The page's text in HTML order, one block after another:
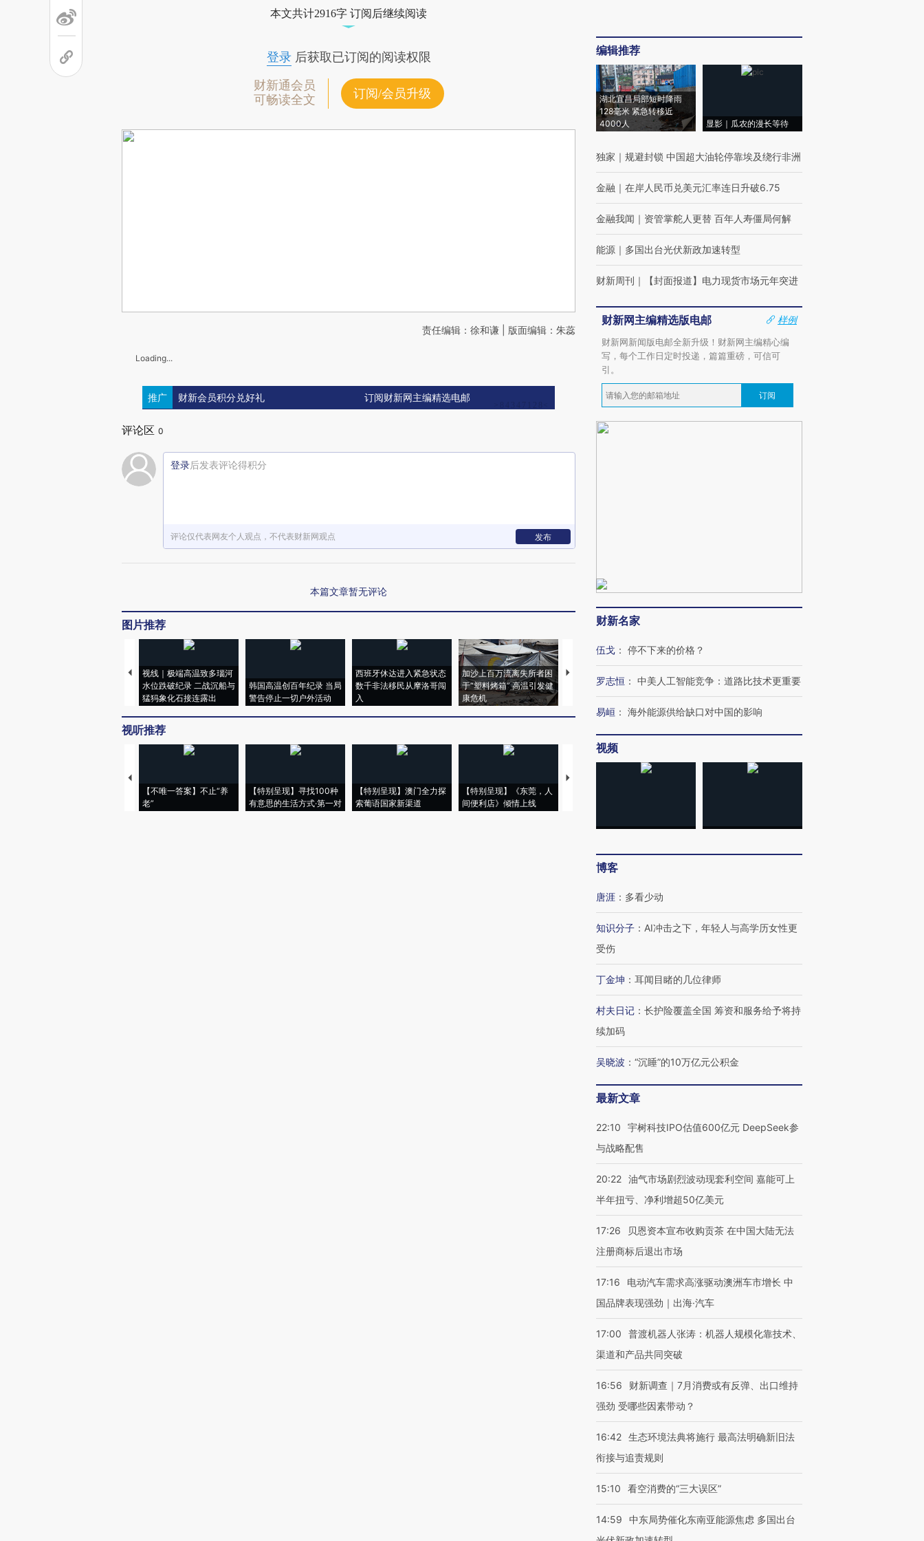
本文共计2916字 订阅后继续阅读
登录后获取已订阅的阅读权限
财新通会员
可畅读全文
订阅/会员升级
责任编辑：徐和谦 | 版面编辑：朱蕊
Loading...
推广 财新会员积分兑好礼 订阅财新网主编精选电邮
评论区 0
登录后发表评论得积分
评论仅代表网友个人观点，不代表财新网观点 发布
本篇文章暂无评论
图片推荐
视线｜极端高温致多瑙河
水位跌破纪录 二战沉船与
猛犸象化石接连露出
韩国高温创百年纪录 当局
警告停止一切户外活动
西班牙休达进入紧急状态
数千非法移民从摩洛哥闯
入
加沙上百万流离失所者困
于“塑料烤箱” 高温引发健
康危机
视线｜HYROX的吸金
术：是什么让中产们甘
心“花钱找虐”？
粒摇头丸 尿检体内含3种
毒品
度Z世代 用街头抗争将教
育部长拱下台
视听推荐
【不唯一答案】不止“养
老”
【特别呈现】寻找100种
有意思的生活方式·第一对
【特别呈现】澳门全力探
索葡语国家新渠道
【特别呈现】《东莞，人
间便利店》倾情上线
【推广】走进第四届链博
编辑推荐
湖北宜昌局部短时降雨
128毫米 紧急转移近
4000人
显影｜瓜农的漫长等待
独家 ｜ 规避封锁 中国超大油轮停靠埃及绕行非洲
金融 ｜ 在岸人民币兑美元汇率连日升破6.75
金融我闻 ｜ 资管掌舵人更替 百年人寿僵局何解
能源 ｜ 多国出台光伏新政加速转型
财新周刊 ｜ 【封面报道】电力现货市场元年突进
财新网主编精选版电邮
样例
财新网新闻版电邮全新升级！财新网主编精心编
写，每个工作日定时投递，篇篇重磅，可信可
引。
订阅
财新名家
伍戈 ： 停不下来的价格？
罗志恒 ： 中美人工智能竞争：道路比技术更重要
易峘 ： 海外能源供给缺口对中国的影响
视频
博客
唐涯 ： 多看少动
知识分子 ： AI冲击之下，年轻人与高学历女性更
受伤
丁金坤 ： 耳闻目睹的几位律师
村夫日记 ： 长护险覆盖全国 筹资和服务给予将持
续加码
吴晓波 ： “沉睡”的10万亿元公积金
最新文章
22:10
宇树科技IPO估值600亿元 DeepSeek参
与战略配售
20:22 油气市场剧烈波动现套利空间 嘉能可上
半年扭亏、净利增超50亿美元
17:26
贝恩资本宣布收购贡茶 在中国大陆无法
注册商标后退出市场
17:16
电动汽车需求高涨驱动澳洲车市增长 中
国品牌表现强劲｜出海·汽车
17:00
普渡机器人张涛：机器人规模化靠技术、
渠道和产品共同突破
16:56
财新调查｜7月消费或有反弹、出口维持
强劲 受哪些因素带动？
16:42 生态环境法典将施行 最高法明确新旧法
衔接与追责规则
15:10 看空消费的“三大误区”
14:59
中东局势催化东南亚能源焦虑 多国出台